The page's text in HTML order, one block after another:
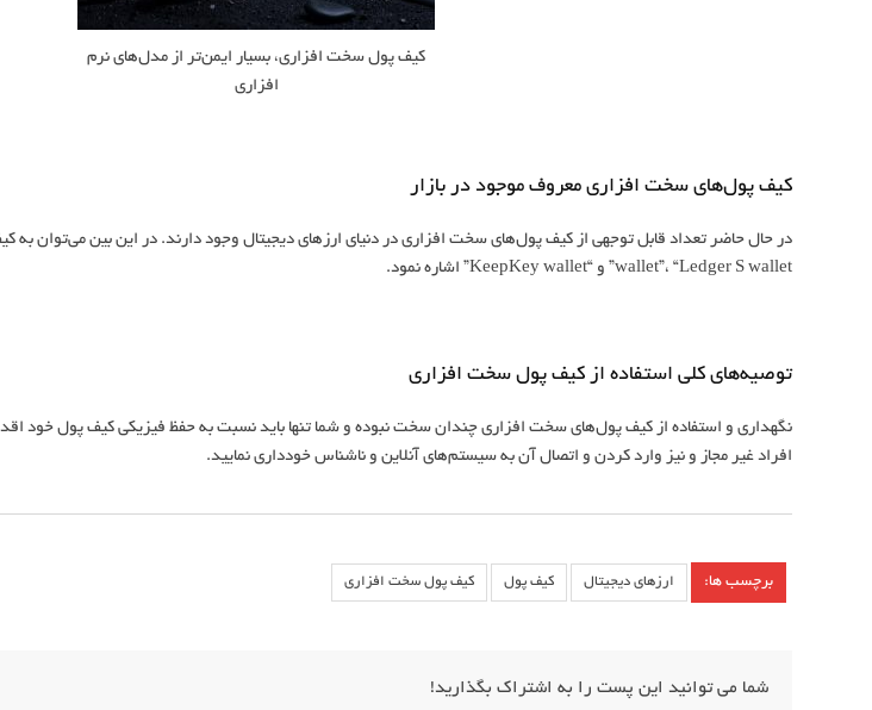
کیف پول سخت افزاری، بسیار ایمن‌تر از مدل‌های نرم
افزاری
کیف پول‌های سخت افزاری معروف موجود در بازار
wallet”، “Ledger S wallet” و “KeepKey wallet” اشاره نمود.
توصیه‌های کلی استفاده از کیف پول سخت افزاری
نگهداری و استفاده از کیف پول‌های سخت افزاری چندان سخت نبوده و شما تنها باید نسبت به حفظ فیزیکی کیف پول خود
افراد غیر مجاز و نیز وارد کردن و اتصال آن به سیستم‌های آنلاین و ناشناس خودداری نمایید.
برچسب ها: ارزهای دیجیتال کیف پول کیف پول سخت افزاری
شما می توانید این پست را به اشتراک بگذارید!